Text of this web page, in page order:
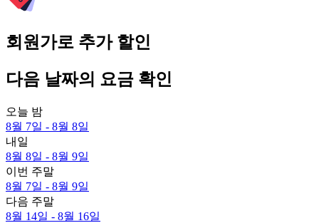
회원가로 추가 할인
다음 날짜의 요금 확인
오늘 밤
8월 7일 - 8월 8일
내일
8월 8일 - 8월 9일
이번 주말
8월 7일 - 8월 9일
다음 주말
8월 14일 - 8월 16일